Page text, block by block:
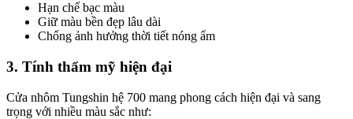
Hạn chế bạc màu
Giữ màu bền đẹp lâu dài
Chống ảnh hưởng thời tiết nóng ẩm
3. Tính thẩm mỹ hiện đại
Cửa nhôm Tungshin hệ 700 mang phong cách hiện đại và sang
trọng với nhiều màu sắc như: